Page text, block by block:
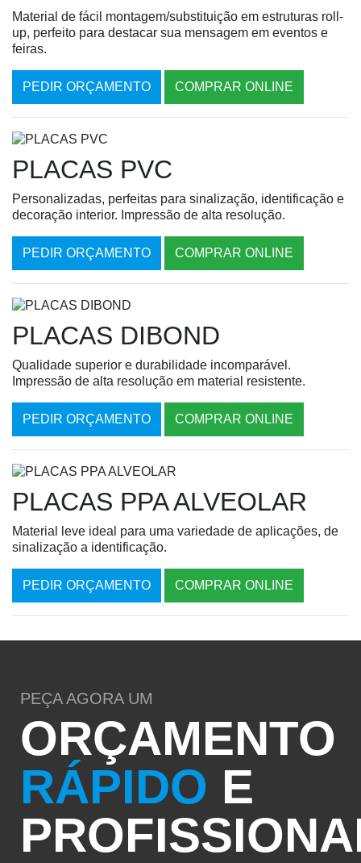
Material de fácil montagem/substituição em estruturas roll-
up, perfeito para destacar sua mensagem em eventos e
feiras.
PEDIR ORÇAMENTO COMPRAR ONLINE
PLACAS PVC
Personalizadas, perfeitas para sinalização, identificação e
decoração interior. Impressão de alta resolução.
PEDIR ORÇAMENTO COMPRAR ONLINE
PLACAS DIBOND
Qualidade superior e durabilidade incomparável.
Impressão de alta resolução em material resistente.
PEDIR ORÇAMENTO COMPRAR ONLINE
PLACAS PPA ALVEOLAR
Material leve ideal para uma variedade de aplicações, de
sinalização a identificação.
PEDIR ORÇAMENTO COMPRAR ONLINE
PEÇA AGORA UM
ORÇAMENTO
RÁPIDO E